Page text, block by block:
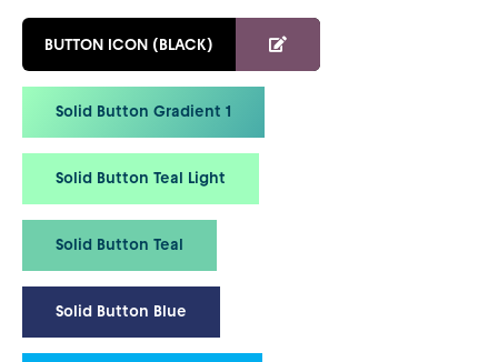
BUTTON ICON (BLACK)
Solid Button Gradient 1
Solid Button Teal Light
Solid Button Teal
Solid Button Blue